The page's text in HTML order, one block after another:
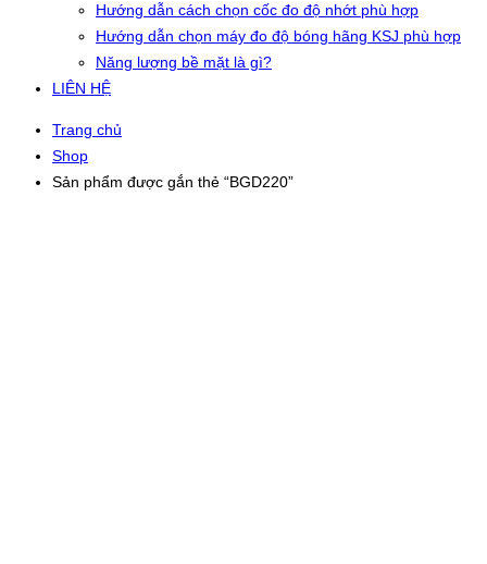
Hướng dẫn cách chọn cốc đo độ nhớt phù hợp
Hướng dẫn chọn máy đo độ bóng hãng KSJ phù hợp
Năng lượng bề mặt là gì?
LIÊN HỆ
Trang chủ
Shop
Sản phẩm được gắn thẻ “BGD220”